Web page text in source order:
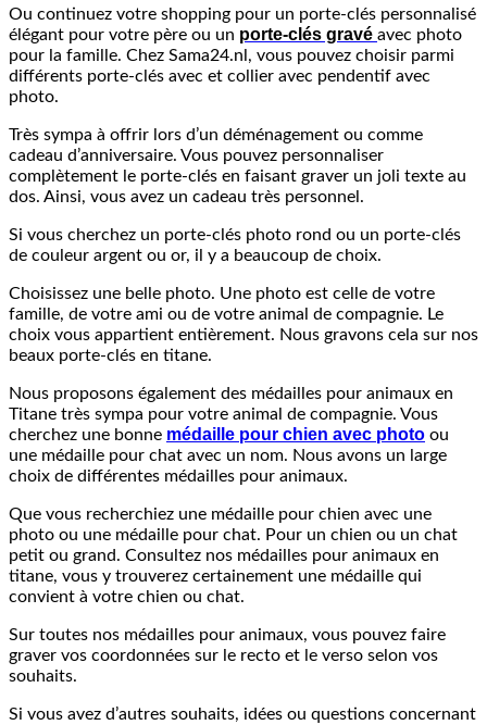
Ou continuez votre shopping pour un porte-clés personnalisé
élégant pour votre père ou un porte-clés gravé avec photo
pour la famille. Chez Sama24.nl, vous pouvez choisir parmi
différents porte-clés avec et collier avec pendentif avec
photo.
Très sympa à offrir lors d’un déménagement ou comme
cadeau d’anniversaire. Vous pouvez personnaliser
complètement le porte-clés en faisant graver un joli texte au
dos. Ainsi, vous avez un cadeau très personnel.
Si vous cherchez un porte-clés photo rond ou un porte-clés
de couleur argent ou or, il y a beaucoup de choix.
Choisissez une belle photo. Une photo est celle de votre
famille, de votre ami ou de votre animal de compagnie. Le
choix vous appartient entièrement. Nous gravons cela sur nos
beaux porte-clés en titane.
Nous proposons également des médailles pour animaux en
Titane très sympa pour votre animal de compagnie. Vous
cherchez une bonne médaille pour chien avec photo ou
une médaille pour chat avec un nom. Nous avons un large
choix de différentes médailles pour animaux.
Que vous recherchiez une médaille pour chien avec une
photo ou une médaille pour chat. Pour un chien ou un chat
petit ou grand. Consultez nos médailles pour animaux en
titane, vous y trouverez certainement une médaille qui
convient à votre chien ou chat.
Sur toutes nos médailles pour animaux, vous pouvez faire
graver vos coordonnées sur le recto et le verso selon vos
souhaits.
Si vous avez d’autres souhaits, idées ou questions concernant